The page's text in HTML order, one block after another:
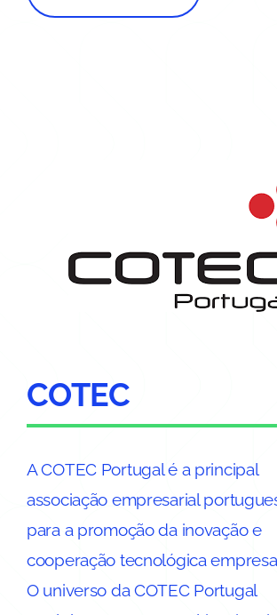
COTEC
A COTEC Portugal é a principal
associação empresarial
para a promoção da inovação e
cooperação tecnológica
O universo da COTEC Portugal